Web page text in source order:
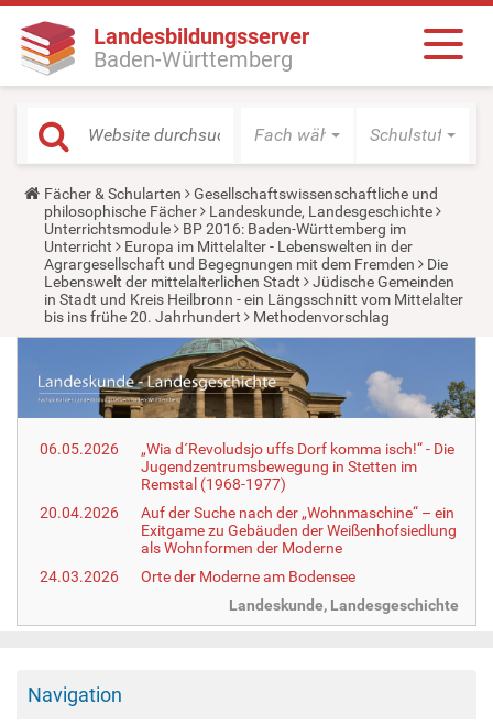
Landesbildungsserver
Baden-Württemberg
Fach wählen Schulstufe
Y
o
u
a
r
e
h
e
r
Fächer & Schularten
Gesellschaftswissenschaftliche und
philosophische Fächer
Landeskunde, Landesgeschichte
Unterrichtsmodule
BP 2016: Baden-Württemberg im
Unterricht
Europa im Mittelalter - Lebenswelten in der
Agrargesellschaft und Begegnungen mit dem Fremden
Die
Lebenswelt der mittelalterlichen Stadt
Jüdische Gemeinden
in Stadt und Kreis Heilbronn - ein Längsschnitt vom Mittelalter
bis ins frühe 20. Jahrhundert
Methodenvorschlag
06.05.2026
„Wia d´Revoludsjo uffs Dorf komma isch!“ - Die
Jugendzentrumsbewegung in Stetten im
Remstal (1968-1977)
20.04.2026
Auf der Suche nach der „Wohnmaschine“ – ein
Exitgame zu Gebäuden der Weißenhofsiedlung
als Wohnformen der Moderne
24.03.2026
Orte der Moderne am Bodensee
Landeskunde, Landesgeschichte
Navigation